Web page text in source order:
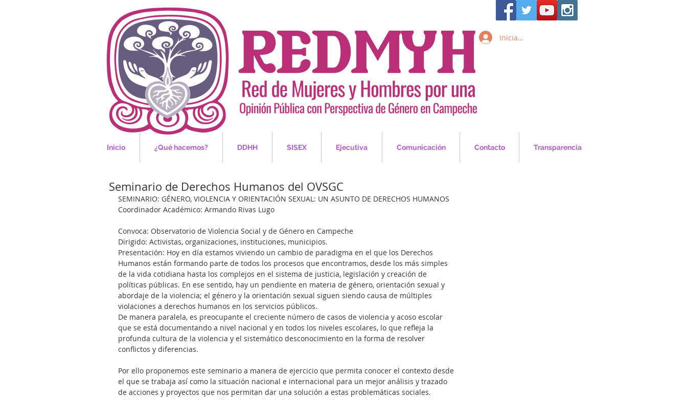
Iniciar sesión
Inicio ¿Qué hacemos? DDHH SISEX Ejecutiva Comunicación Contacto Transparencia
Seminario de Derechos Humanos del OVSGC
SEMINARIO: GÉNERO, VIOLENCIA Y ORIENTACIÓN SEXUAL: UN ASUNTO DE DERECHOS HUMANOS
Coordinador Académico: Armando Rivas Lugo
Convoca: Observatorio de Violencia Social y de Género en Campeche
Dirigido: Activistas, organizaciones, instituciones, municipios.
Presentación: Hoy en día estamos viviendo un cambio de paradigma en el que los Derechos
Humanos están formando parte de todos los procesos que encontramos, desde los más simples
de la vida cotidiana hasta los complejos en el sistema de justicia, legislación y creación de
políticas públicas. En ese sentido, hay un pendiente en materia de género, orientación sexual y
abordaje de la violencia; el género y la orientación sexual siguen siendo causa de múltiples
violaciones a derechos humanos en los servicios públicos.
De manera paralela, es preocupante el creciente número de casos de violencia y acoso escolar
que se está documentando a nivel nacional y en todos los niveles escolares, lo que refleja la
profunda cultura de la violencia y el sistemático desconocimiento en la forma de resolver
conflictos y diferencias.
Por ello proponemos este seminario a manera de ejercicio que permita conocer el contexto desde
el que se trabaja así como la situación nacional e internacional para un mejor análisis y trazado
de acciones y proyectos que nos permitan dar una solución a estas problemáticas sociales.